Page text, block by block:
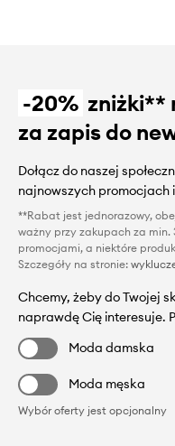
-20% zniżki**
za zapis do
Dołącz do naszej
najnowszych promocjach
**Rabat jest jednorazowy,
ważny przy zakupach za min.
promocjami, a niektóre
Szczegóły na stronie:
Chcemy, żeby do Twojej
naprawdę Cię interesuje.
Moda damska
Moda męska
Wybór oferty jest opcjonalny